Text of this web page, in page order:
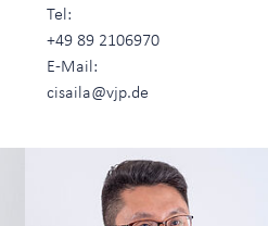
Tel:
+49 89 2106970
E-Mail:
cisaila@vjp.de